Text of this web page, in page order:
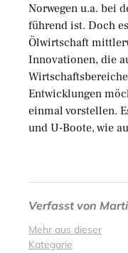
Norwegen u.a. bei
führend ist. Doch
Ölwirtschaft
Innovationen, die
Entwicklungen
einmal vorstellen.
und U-Boote, wie
Verfasst von
Mehr aus dieser
Kategorie